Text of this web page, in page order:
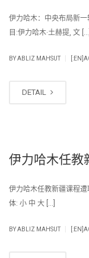
伊力哈木：中央布局新
目:伊力哈木·土赫提, 文 […]
BYABLIZ MAHSUT
DETAIL
伊力哈木任教
伊力哈木任教新疆课程
体: 小 中 大 […]
BYABLIZ MAHSUT